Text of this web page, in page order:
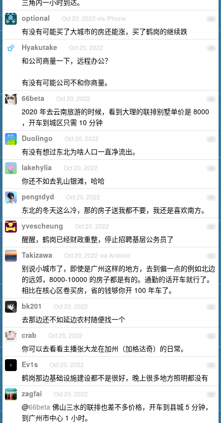
三角内一小时到达。
44
optional Oct 20, 2022 via iPhone
有没有可能买了大城市的房还能涨，买了鹤岗的继续跌
45
Hyakutake Oct 20, 2022
和公司商量一下，远程办公？
有没有可能公司不和你商量。
46
66beta Oct 20, 2022
2020 年去云南旅游的时候，看到大理的联排别墅单价是 8000
，开车到城区只需 10 分钟
47
Duolingo Oct 20, 2022
有没有想过东北为啥人口一直净流出。
48
lakehylia Oct 20, 2022
你还不如去乳山银滩，哈哈
49
pengtdyd Oct 20, 2022
东北的冬天这么冷，那的房子送我都不要，我还是喜欢南方。
50
yvescheung Oct 20, 2022
醒醒，鹤岗已经财政重整，停止招聘基层公务员了
51
Takizawa Oct 20, 2022 via Android
别说小城市了，即使是广州这样的地方，去到偏一点的例如北边
的远郊，8000-10000 的房子都是有的。通勤的话开车就行了。
相比在核心区卷买房，省的钱够你开 100 年车了。
52
bk201 Oct 20, 2022
去那边还不如延边农村随便找一个
53
crab Oct 20, 2022
你可以去看看主播张大龙在加州（加格达奇）的日常。
54
Ev1s Oct 20, 2022
鹤岗那边基础设施建设都不是很好，晚上很多地方照明都没有
55
zagfai Oct 20, 2022
@66beta 佛山三水的联排也差不多价格，开车到县城 5 分钟，
到广州市中心 1 小时。